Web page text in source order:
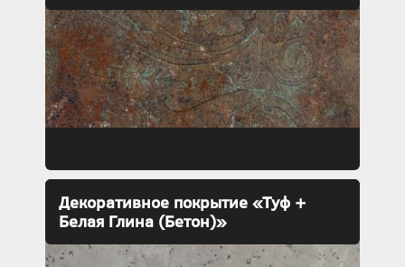
Декоративное покрытие «Туф +
Белая Глина (Бетон)»